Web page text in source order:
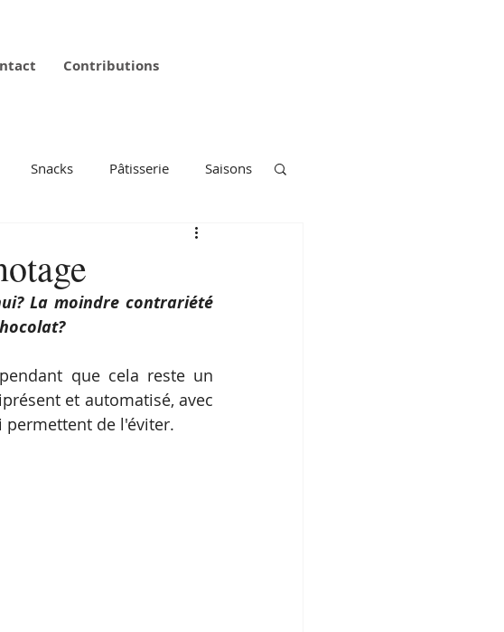
Contributions
Snacks Pâtisserie Saisons
La moindre contrariété
que cela reste un
et automatisé, avec
permettent de l'éviter.